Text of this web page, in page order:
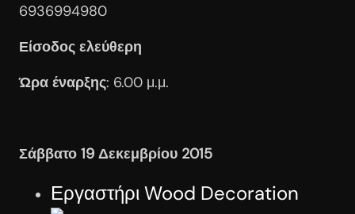
6936994980
Είσοδος ελεύθερη
Ώρα έναρξης: 6.00 μ.μ.
Σάββατο 19 Δεκεμβρίου 2015
Εργαστήρι Wood Decoration